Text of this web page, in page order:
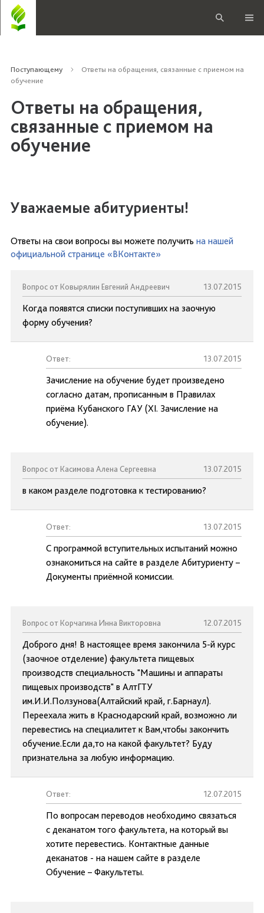
Поступающему
Ответы на обращения, связанные с приемом на
обучение
Ответы на обращения,
связанные с приемом на
обучение
Уважаемые абитуриенты!
Ответы на свои вопросы вы можете получить на нашей
официальной странице «ВКонтакте»
Вопрос от Ковырялин Евгений Андреевич 13.07.2015
Когда появятся списки поступивших на заочную
форму обучения?
Ответ: 13.07.2015
Зачисление на обучение будет произведено
согласно датам, прописанным в Правилах
приёма Кубанского ГАУ (XI. Зачисление на
обучение).
Вопрос от Касимова Алена Сергеевна 13.07.2015
в каком разделе подготовка к тестированию?
Ответ: 13.07.2015
С программой вступительных испытаний можно
ознакомиться на сайте в разделе Абитуриенту –
Документы приёмной комиссии.
Вопрос от Корчагина Инна Викторовна 12.07.2015
Доброго дня! В настоящее время закончила 5-й курс
(заочное отделение) факультета пищевых
производств специальность "Машины и аппараты
пищевых производств" в АлтГТУ
им.И.И.Ползунова(Алтайский край, г.Барнаул).
Переехала жить в Краснодарский край, возможно ли
перевестись на специалитет к Вам,чтобы закончить
обучение.Если да,то на какой факультет? Буду
признательна за любую информацию.
Ответ: 12.07.2015
По вопросам переводов необходимо связаться
с деканатом того факультета, на который вы
хотите перевестись. Контактные данные
деканатов - на нашем сайте в разделе
Обучение – Факультеты.